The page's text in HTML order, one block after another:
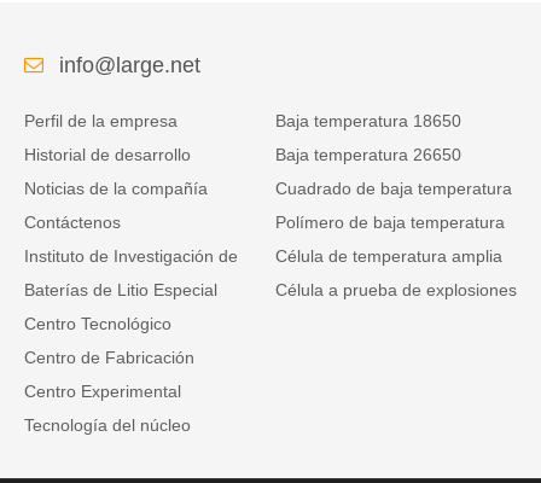
info@large.net
Perfil de la empresa
Historial de desarrollo
Noticias de la compañía
Contáctenos
Instituto de Investigación de
Baterías de Litio Especial
Centro Tecnológico
Centro de Fabricación
Centro Experimental
Tecnología del núcleo
Baja temperatura 18650
Baja temperatura 26650
Cuadrado de baja temperatura
Polímero de baja temperatura
Célula de temperatura amplia
Célula a prueba de explosiones